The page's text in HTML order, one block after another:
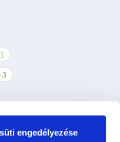
engedélyezése
1
3